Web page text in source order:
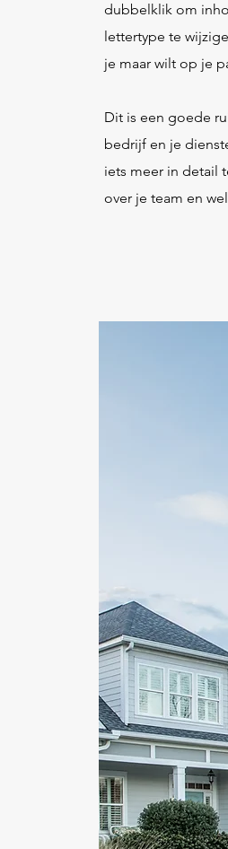
dubbelklik om
lettertype te
je maar wilt op je
Dit is een goede
bedrijf en je
iets meer in detail
over je team en